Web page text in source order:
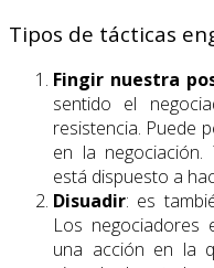
Tipos de tácticas
Fingir nuestra
sentido el
resistencia. Puede
en la
está dispuesto a
Disuadir: es
Los negociadores
una acción en la